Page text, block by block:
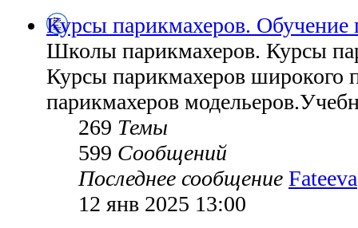
Курсы парикмахеров. Обучение
Школы парикмахеров. Курсы
Курсы парикмахеров широкого
парикмахеров
269 Темы
599 Сообщений
Последнее сообщение Fateeva
12 янв 2025 13:00